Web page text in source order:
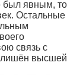
был явным, то
Остальные
связь с
высшей